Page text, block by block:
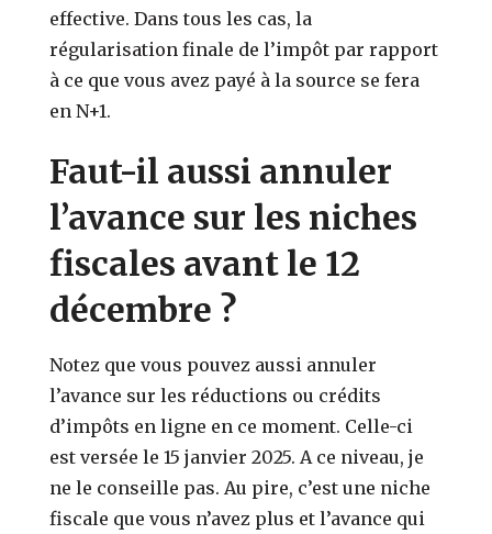
effective. Dans tous les cas, la
régularisation finale de l’impôt par rapport
à ce que vous avez payé à la source se fera
en N+1.
Faut-il aussi annuler
l’avance sur les niches
fiscales avant le 12
décembre ?
Notez que vous pouvez aussi annuler
l’avance sur les réductions ou crédits
d’impôts en ligne en ce moment. Celle-ci
est versée le 15 janvier 2025. A ce niveau, je
ne le conseille pas. Au pire, c’est une niche
fiscale que vous n’avez plus et l’avance qui